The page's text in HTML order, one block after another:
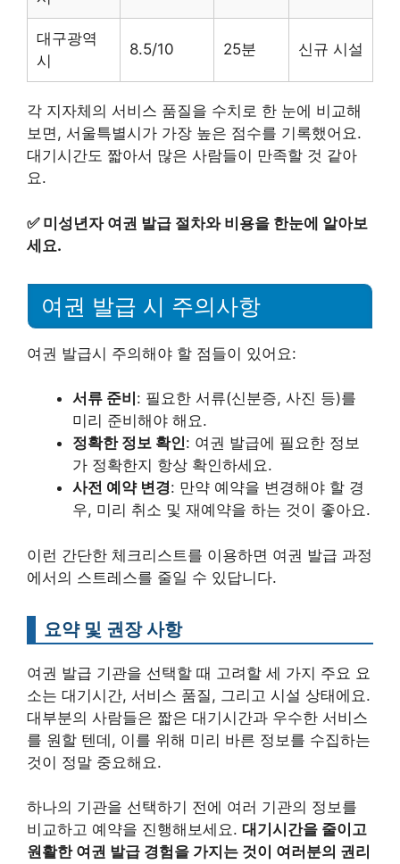
대구광역
시
8.5/10 25분 신규 시설
각 지자체의 서비스 품질을 수치로 한 눈에 비교해
보면, 서울특별시가 가장 높은 점수를 기록했어요.
대기시간도 짧아서 많은 사람들이 만족할 것 같아
요.
✅ 미성년자 여권 발급 절차와 비용을 한눈에 알아보
세요.
여권 발급 시 주의사항
여권 발급시 주의해야 할 점들이 있어요:
서류 준비 : 필요한 서류(신분증, 사진 등)를
미리 준비해야 해요.
정확한 정보 확인: 여권 발급에 필요한 정보
가 정확한지 항상 확인하세요.
사전 예약 변경: 만약 예약을 변경해야 할 경
우, 미리 취소 및 재예약을 하는 것이 좋아요.
이런 간단한 체크리스트를 이용하면 여권 발급 과정
에서의 스트레스를 줄일 수 있답니다.
요약 및 권장 사항
여권 발급 기관을 선택할 때 고려할 세 가지 주요 요
소는 대기시간, 서비스 품질, 그리고 시설 상태에요.
대부분의 사람들은 짧은 대기시간과 우수한 서비스
를 원할 텐데, 이를 위해 미리 바른 정보를 수집하는
것이 정말 중요해요.
하나의 기관을 선택하기 전에 여러 기관의 정보를
비교하고 예약을 진행해보세요. 대기시간을 줄이고
원활한 여권 발급 경험을 가지는 것이 여러분의 권리